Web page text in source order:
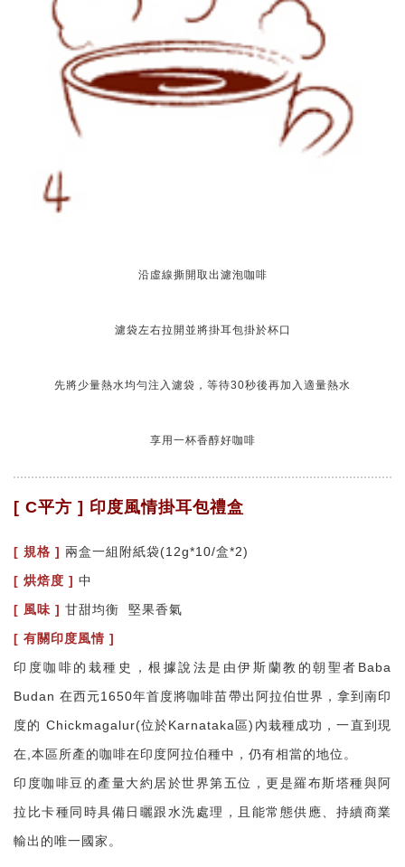
沿虛線撕開取出濾泡咖啡
濾袋左右拉開並將掛耳包掛於杯口
先將少量熱水均勻注入濾袋，等待30秒後再加入適量熱水
享用一杯香醇好咖啡
[ C平方 ] 印度風情掛耳包禮盒
[ 規格 ] 兩盒一組附紙袋(12g*10/盒*2)
[ 烘焙度 ] 中
[ 風味 ] 甘甜均衡 堅果香氣
[ 有關印度風情 ]
印度咖啡的栽種史，根據說法是由伊斯蘭教的朝聖者Baba
Budan 在西元1650年首度將咖啡苗帶出阿拉伯世界，拿到南印
度的 Chickmagalur(位於Karnataka區)內栽種成功，一直到現
在,本區所產的咖啡在印度阿拉伯種中，仍有相當的地位。
印度咖啡豆的產量大約居於世界第五位，更是羅布斯塔種與阿
拉比卡種同時具備日曬跟水洗處理，且能常態供應、持續商業
輸出的唯一國家。